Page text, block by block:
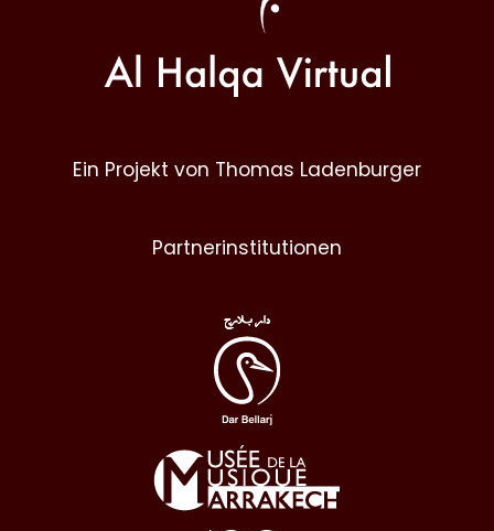
Ein Projekt von Thomas Ladenburger
Partnerinstitutionen